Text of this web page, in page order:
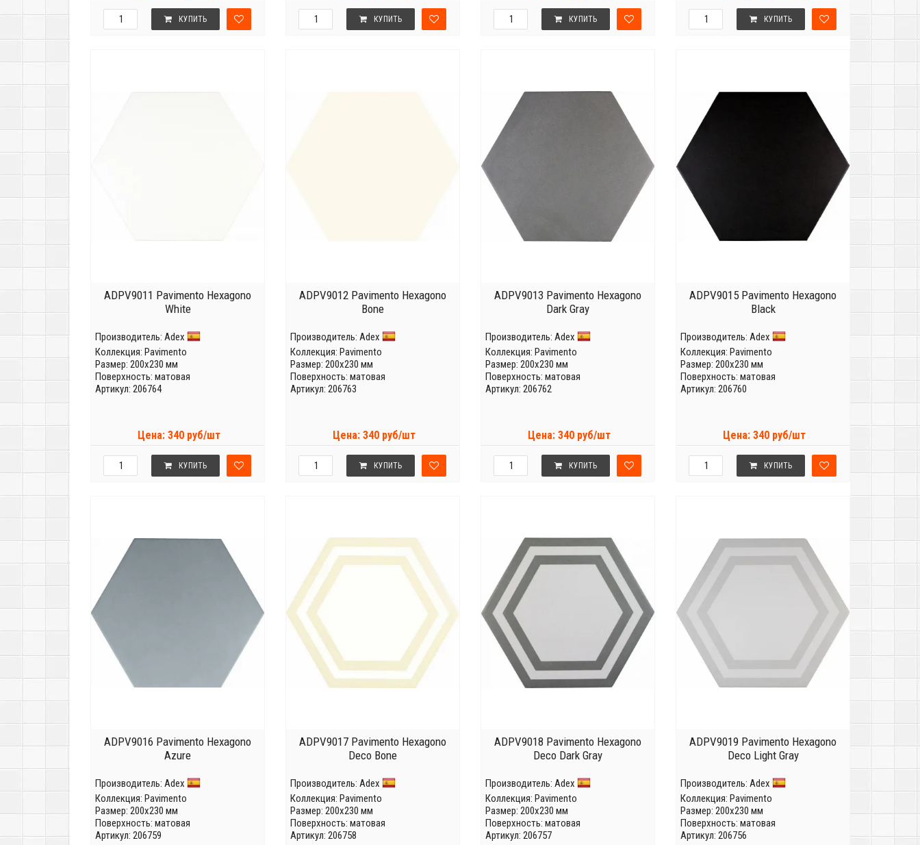
КУПИТЬ КУПИТЬ КУПИТЬ КУПИТЬ
ADPV9011 Pavimento Hexagono
White
Производитель: Adex
Коллекция: Pavimento
Размер: 200x230 мм
Поверхность: матовая
Артикул: 206764
Цена: 340 руб/шт
КУПИТЬ
ADPV9012 Pavimento Hexagono
Bone
Производитель: Adex
Коллекция: Pavimento
Размер: 200x230 мм
Поверхность: матовая
Артикул: 206763
Цена: 340 руб/шт
КУПИТЬ
ADPV9013 Pavimento Hexagono
Dark Gray
Производитель: Adex
Коллекция: Pavimento
Размер: 200x230 мм
Поверхность: матовая
Артикул: 206762
Цена: 340 руб/шт
КУПИТЬ
ADPV9015 Pavimento Hexagono
Black
Производитель: Adex
Коллекция: Pavimento
Размер: 200x230 мм
Поверхность: матовая
Артикул: 206760
Цена: 340 руб/шт
КУПИТЬ
ADPV9016 Pavimento Hexagono
Azure
Производитель: Adex
Коллекция: Pavimento
Размер: 200x230 мм
Поверхность: матовая
Артикул: 206759
ADPV9017 Pavimento Hexagono
Deco Bone
Производитель: Adex
Коллекция: Pavimento
Размер: 200x230 мм
Поверхность: матовая
Артикул: 206758
ADPV9018 Pavimento Hexagono
Deco Dark Gray
Производитель: Adex
Коллекция: Pavimento
Размер: 200x230 мм
Поверхность: матовая
Артикул: 206757
ADPV9019 Pavimento Hexagono
Deco Light Gray
Производитель: Adex
Коллекция: Pavimento
Размер: 200x230 мм
Поверхность: матовая
Артикул: 206756